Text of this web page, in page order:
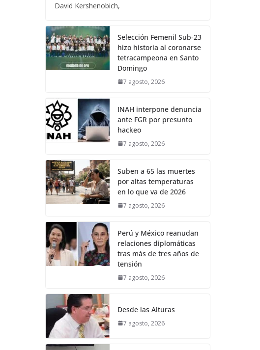
David Kershenobich,
Selección Femenil Sub-23
hizo historia al coronarse
tetracampeona en Santo
Domingo
7 agosto, 2026
INAH interpone denuncia
ante FGR por presunto
hackeo
7 agosto, 2026
Suben a 65 las muertes
por altas temperaturas
en lo que va de 2026
7 agosto, 2026
Perú y México reanudan
relaciones diplomáticas
tras más de tres años de
tensión
7 agosto, 2026
Desde las Alturas
7 agosto, 2026